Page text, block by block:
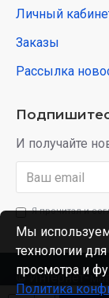
Личный
Заказы
Рассылка
И получайте
Я прочитал и
© Интернет-
Мы
технологии
просмотра и
Политика